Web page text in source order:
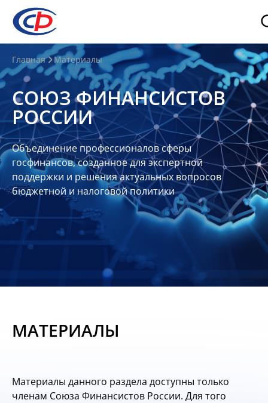
О
нас
О
СФР
Совет
Союза
Участники
Планы
отчеты
Контакты
Материалы
опытом
Главная Материалы
СОЮЗ ФИНАНСИСТОВ
РОССИИ
Объединение профессионалов сферы
госфинансов, созданное для экспертной
поддержки и решения актуальных вопросов
бюджетной и налоговой политики
МАТЕРИАЛЫ
Материалы данного раздела доступны только
членам Союза Финансистов России. Для того